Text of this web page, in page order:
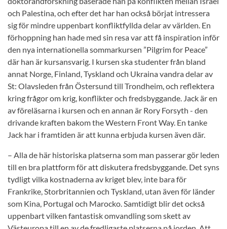
och Palestina, och efter det har han också börjat intressera
sig för mindre uppenbart konfliktfyllda delar av världen. En
förhoppning han hade med sin resa var att få inspiration inför
den nya internationella sommarkursen ”Pilgrim for Peace”
där han är kursansvarig. I kursen ska studenter från bland
annat Norge, Finland, Tyskland och Ukraina vandra delar av
St: Olavsleden från Östersund till Trondheim, och reflektera
kring frågor om krig, konflikter och fredsbyggande. Jack är en
av föreläsarna i kursen och en annan är Rory Forsyth - den
drivande kraften bakom the Western Front Way. En tanke
Jack har i framtiden är att kunna erbjuda kursen även där.
– Alla de här historiska platserna som man passerar gör leden
till en bra plattform för att diskutera fredsbyggande. Det syns
tydligt vilka kostnaderna av kriget blev, inte bara för
Frankrike, Storbritannien och Tyskland, utan även för länder
som Kina, Portugal och Marocko. Samtidigt blir det också
uppenbart vilken fantastisk omvandling som skett av